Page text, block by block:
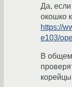
Да, если
окошко
https://
e103/
В общем